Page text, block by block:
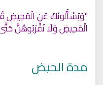
"وَيَسْأَلُونَكَ عَنِ الْمَحِيضِ
الْمَحِيضِ وَلَا تَقْرَبُوهُنَّ حَتَّى
مدة الحيض